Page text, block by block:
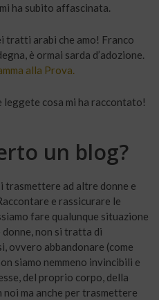
ha subito affascinata.
tratti arabi che amo! Franco
è ormai sarda d’adozione.
alla Prova.
cosa mi ha raccontato!
un blog?
trasmettere ad altre donne e
e rassicurare le
fare qualunque situazione
donne, non si tratta di
ovvero abbandonare (come
siamo nemmeno invincibili e
del proprio corpo, della
ma anche per trasmettere